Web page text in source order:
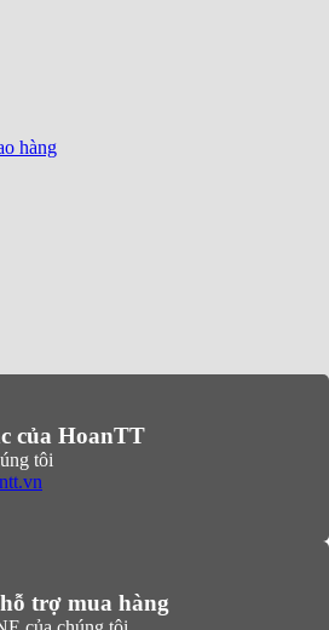
hàng
của HoanTT
tôi
trợ mua hàng